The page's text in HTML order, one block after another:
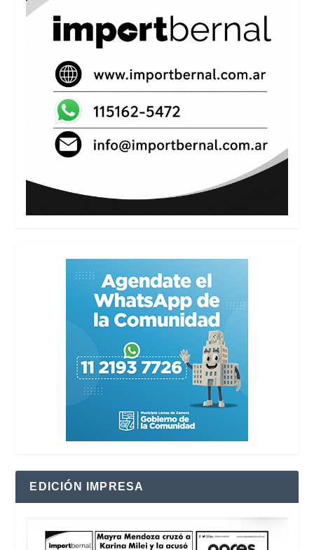
EDICIÓN IMPRESA